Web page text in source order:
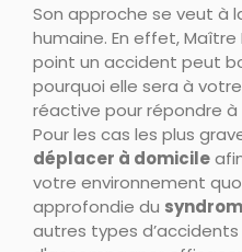
Son approche se veut à
humaine. En effet, Maître
point un accident peut
pourquoi elle sera à
réactive pour répondre
Pour les cas les plus
déplacer à domicile
votre environnement
approfondie du
autres types